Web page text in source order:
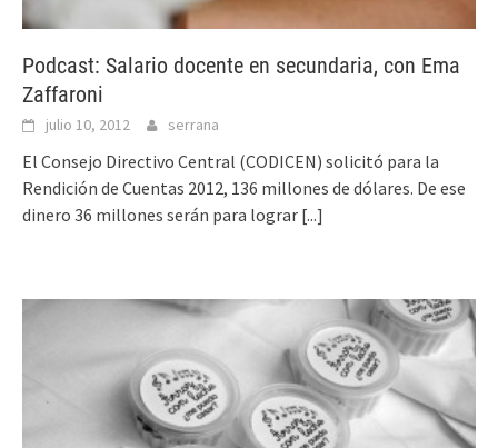
Podcast: Salario docente en secundaria, con Ema
Zaffaroni
julio 10, 2012 serrana
El Consejo Directivo Central (CODICEN) solicitó para la
Rendición de Cuentas 2012, 136 millones de dólares. De ese
dinero 36 millones serán para lograr [...]